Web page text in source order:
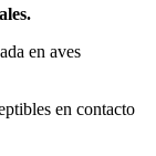
en aves
en contacto